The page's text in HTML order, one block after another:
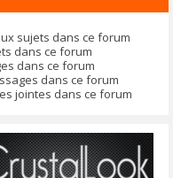
sujets dans ce forum
dans ce forum
dans ce forum
dans ce forum
jointes dans ce forum